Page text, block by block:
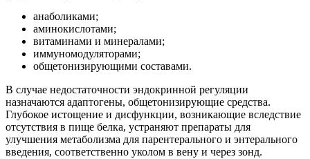
анаболиками;
аминокислотами;
витаминами и минералами;
иммуномодуляторами;
общетонизирующими составами.
В случае недостаточности эндокринной регуляции
назначаются адаптогены, общетонизирующие средства.
Глубокое истощение и дисфункции, возникающие вследствие
отсутствия в пище белка, устраняют препараты для
улучшения метаболизма для парентерального и энтерального
введения, соответственно уколом в вену и через зонд.